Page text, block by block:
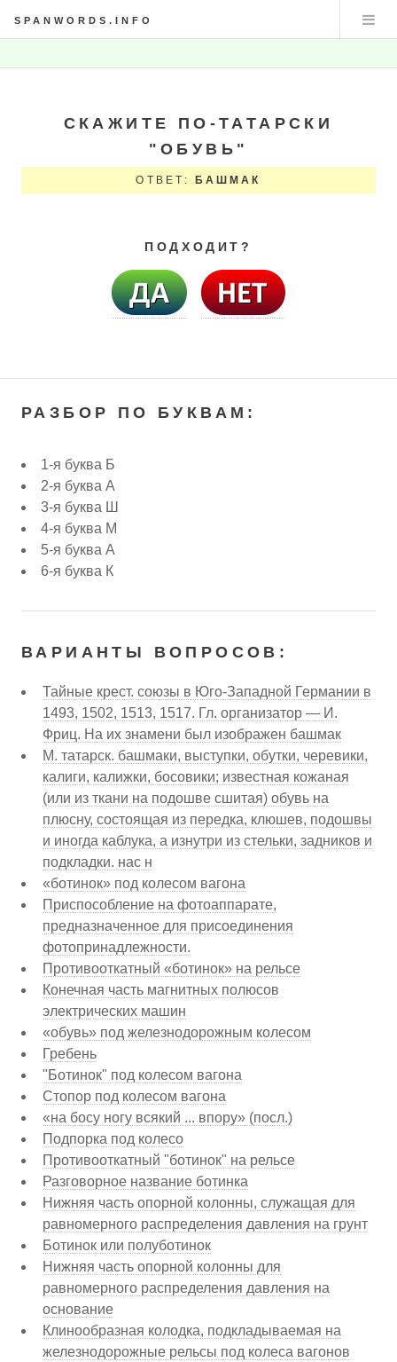
SPANWORDS.INFO
СКАЖИТЕ ПО-ТАТАРСКИ
"ОБУВЬ"
ОТВЕТ: БАШМАК
ПОДХОДИТ?
РАЗБОР ПО БУКВАМ:
1-я буква Б
2-я буква А
3-я буква Ш
4-я буква М
5-я буква А
6-я буква К
ВАРИАНТЫ ВОПРОСОВ:
Тайные крест. союзы в Юго-Западной Германии в
1493, 1502, 1513, 1517. Гл. организатор — И.
Фриц. На их знамени был изображен башмак
М. татарск. башмаки, выступки, обутки, черевики,
калиги, калижки, босовики; известная кожаная
(или из ткани на подошве сшитая) обувь на
плюсну, состоящая из передка, клюшев, подошвы
и иногда каблука, а изнутри из стельки, задников и
подкладки. нас н
«ботинок» под колесом вагона
Приспособление на фотоаппарате,
предназначенное для присоединения
фотопринадлежности.
Противооткатный «ботинок» на рельсе
Конечная часть магнитных полюсов
электрических машин
«обувь» под железнодорожным колесом
Гребень
"Ботинок" под колесом вагона
Стопор под колесом вагона
«на босу ногу всякий ... впору» (посл.)
Подпорка под колесо
Противооткатный "ботинок" на рельсе
Разговорное название ботинка
Нижняя часть опорной колонны, служащая для
равномерного распределения давления на грунт
Ботинок или полуботинок
Нижняя часть опорной колонны для
равномерного распределения давления на
основание
Клинообразная колодка, подкладываемая на
железнодорожные рельсы под колеса вагонов